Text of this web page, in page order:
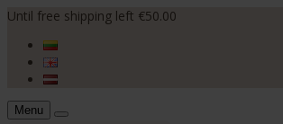
Until free shipping left €50.00
Menu